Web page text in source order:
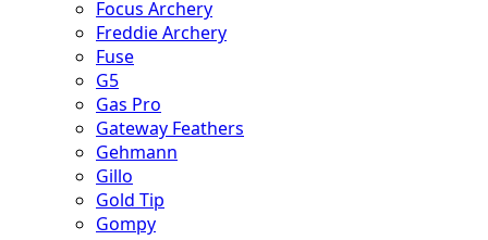
Focus Archery
Freddie Archery
Fuse
G5
Gas Pro
Gateway Feathers
Gehmann
Gillo
Gold Tip
Gompy